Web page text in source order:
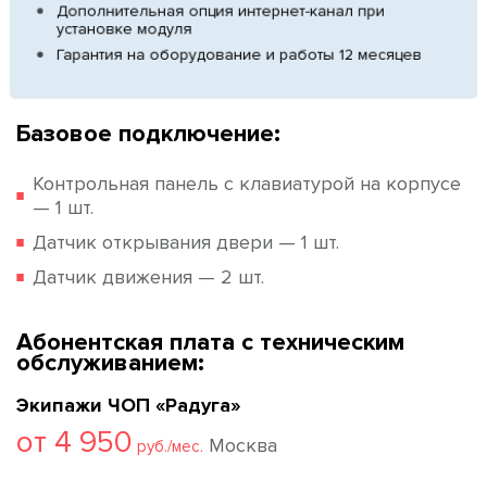
Дополнительная опция интернет-канал при
установке модуля
Гарантия на оборудование и работы 12 месяцев
Базовое подключение:
Контрольная панель с клавиатурой на корпусе
— 1 шт.
Датчик открывания двери — 1 шт.
Датчик движения — 2 шт.
Абонентская плата с техническим
обслуживанием:
Экипажи ЧОП «Радуга»
от 4 950 руб./мес. Москва